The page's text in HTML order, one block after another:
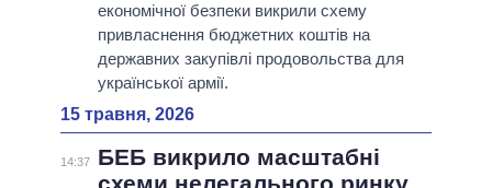
економічної безпеки викрили схему
привласнення бюджетних коштів на
державних закупівлі продовольства для
української армії.
15 травня, 2026
14:37
БЕБ викрило масштабні